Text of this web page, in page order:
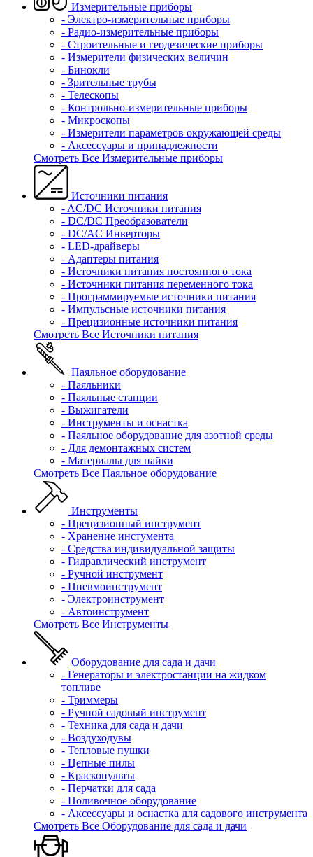
Измерительные приборы
- Электро-измерительные приборы
- Радио-измерительные приборы
- Строительные и геодезические приборы
- Измерители физических величин
- Бинокли
- Зрительные трубы
- Телескопы
- Контрольно-измерительные приборы
- Микроскопы
- Измерители параметров окружающей среды
- Аксессуары и принадлежности
Смотреть Все Измерительные приборы
Источники питания
- AC/DC Источники питания
- DC/DC Преобразователи
- DC/AC Инверторы
- LED-драйверы
- Адаптеры питания
- Источники питания постоянного тока
- Источники питания переменного тока
- Программируемые источники питания
- Импульсные источники питания
- Прецизионные источники питания
Смотреть Все Источники питания
Паяльное оборудование
- Паяльники
- Паяльные станции
- Выжигатели
- Инструменты и оснастка
- Паяльное оборудование для азотной среды
- Для демонтажных систем
- Материалы для пайки
Смотреть Все Паяльное оборудование
Инструменты
- Прецизионный инструмент
- Хранение инстумента
- Средства индивидуальной защиты
- Гидравлический инструмент
- Ручной инструмент
- Пневмоинструмент
- Электроинструмент
- Автоинструмент
Смотреть Все Инструменты
Оборудование для сада и дачи
- Генераторы и электростанции на жидком
топливе
- Триммеры
- Ручной садовый инструмент
- Техника для сада и дачи
- Воздуходувы
- Тепловые пушки
- Цепные пилы
- Краскопульты
- Перчатки для сада
- Поливочное оборудование
- Аксессуары и оснастка для садового инструмента
Смотреть Все Оборудование для сада и дачи